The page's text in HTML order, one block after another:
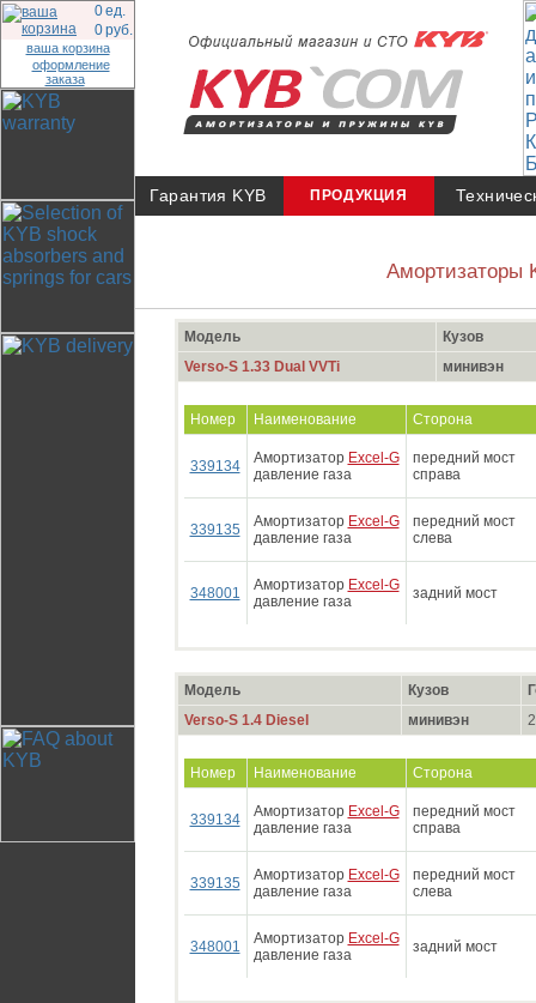
0ед.
0руб.
ваша корзина
оформление
заказа
Гарантия KYB ПРОДУКЦИЯ
Амортизаторы
Модель
Кузов
Verso-S 1.33 Dual VVTi
минивэн
Номер Наименование Сторона
339134 Амортизатор Excel-G
давление газа
передний мост
справа
339135 Амортизатор Excel-G
давление газа
передний мост
слева
348001 Амортизатор Excel-G
давление газа
задний мост
Модель Кузов
Verso-S 1.4 Diesel
минивэн
Номер Наименование Сторона
339134 Амортизатор Excel-G
давление газа
передний мост
справа
339135 Амортизатор Excel-G
давление газа
передний мост
слева
348001 Амортизатор Excel-G
давление газа
задний мост